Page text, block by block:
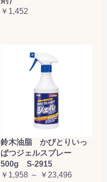
￥1,452
鈴木油脂 かびとりいっ
ぱつジェルスプレー
500g S-2915
￥1,958 ～ ￥23,496